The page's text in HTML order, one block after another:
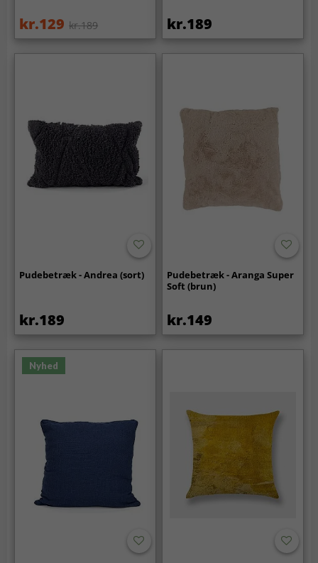
kr.129 kr.189 kr.189
Pudebetræk - Andrea (sort)
kr.189
Pudebetræk - Aranga Super
Soft (brun)
kr.149
Nyhed